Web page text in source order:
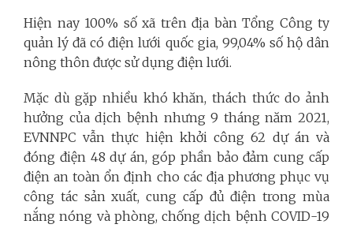
Hiện nay 100% số xã trên địa bàn Tổng Công ty
quản lý đã có điện lưới quốc gia, 99,04% số hộ dân
nông thôn được sử dụng điện lưới.
Mặc dù gặp nhiều khó khăn, thách thức do ảnh
hưởng của dịch bệnh nhưng 9 tháng năm 2021,
EVNNPC vẫn thực hiện khởi công 62 dự án và
đóng điện 48 dự án, góp phần bảo đảm cung cấp
điện an toàn ổn định cho các địa phương phục vụ
công tác sản xuất, cung cấp đủ điện trong mùa
nắng nóng và phòng, chống dịch bệnh COVID-19